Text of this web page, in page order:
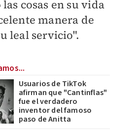
cosas en su vida
manera de
leal servicio".
Usuarios de TikTok
afirman que "Cantinflas"
fue el verdadero
inventor del famoso
paso de Anitta